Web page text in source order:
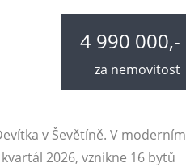
4 990 000,-
za nemovitost
v Ševětíně. V moderním
2026, vznikne 16 bytů